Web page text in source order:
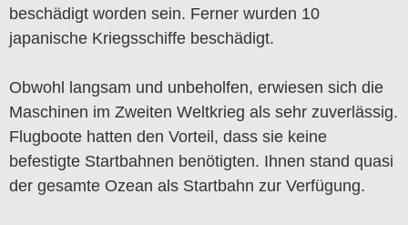
beschädigt worden sein. Ferner wurden 10
japanische Kriegsschiffe beschädigt.
Obwohl langsam und unbeholfen, erwiesen sich die
Maschinen im Zweiten Weltkrieg als sehr zuverlässig.
Flugboote hatten den Vorteil, dass sie keine
befestigte Startbahnen benötigten. Ihnen stand quasi
der gesamte Ozean als Startbahn zur Verfügung.